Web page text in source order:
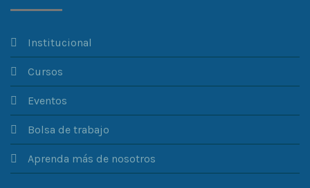
Institucional
Cursos
Eventos
Bolsa de trabajo
Aprenda más de nosotros